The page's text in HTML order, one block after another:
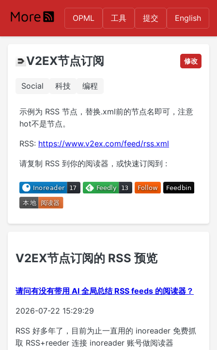
OPML 工具 提交 English
V2EX节点订阅 修改
Social 科技 编程
示例为 RSS 节点，替换.xml前的节点名即可，注意
hot不是节点。
RSS: https://www.v2ex.com/feed/rss.xml
请复制 RSS 到你的阅读器，或快速订阅到 :
V2EX节点订阅的 RSS 预览
请问有没有带用 AI 全局总结 RSS feeds 的阅读器？
2026-07-22 15:29:29
RSS 好多年了，目前为止一直用的 inoreader 免费抓
取 RSS+reeder 连接 inoreader 账号做阅读器